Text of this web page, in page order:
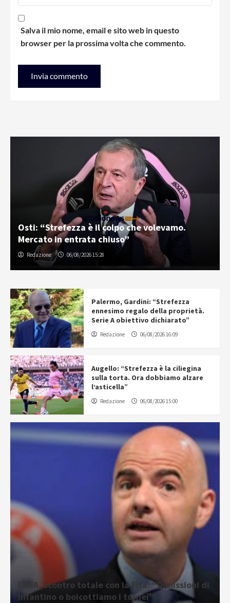
Salva il mio nome, email e sito web in questo
browser per la prossima volta che commento.
Osti: “Strefezza è il colpo che volevamo.
Mercato in entrata chiuso”
Redazione 06/08/2026 15:28
Palermo, Gardini: “Strefezza
ennesimo regalo della proprietà.
Serie A obiettivo dichiarato”
Redazione 06/08/2026 16:09
Augello: “Strefezza è la ciliegina
sulla torta. Ora dobbiamo alzare
l’asticella”
Redazione 06/08/2026 15:00
UEFA, scontro totale con la Fifa: “Dimissioni di
Infantino o boicottiamo i tornei”